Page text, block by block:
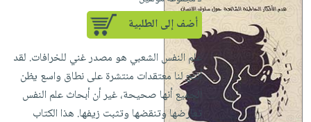
أضف إلى الطلبية
علم النفس الشعبي هو مصدر غني للخرافات. لقد
أنتج لنا معتقدات منتشرة على نطاق واسع يظن
الجميع أنها صحيحة، غير أن أبحاث علم النفس
تعارضها وتنقضها وتثبت زيفها. هذا الكتاب